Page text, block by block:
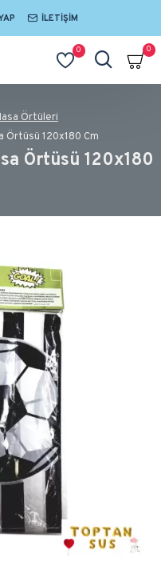
İLETIŞIM
0 0
Örtüleri
Örtüsü 120x180 Cm
Örtüsü 120x180